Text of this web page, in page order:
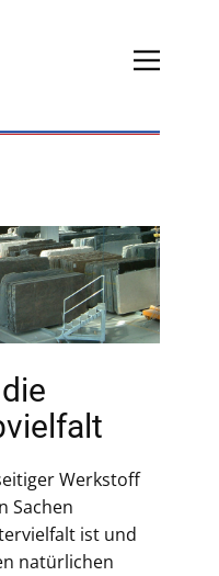
Werkstoff
Sachen
ist und
natürlichen